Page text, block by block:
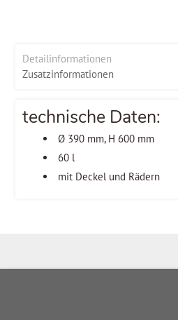
Detailinformationen
Zusatzinformationen
technische Daten:
Ø 390 mm, H 600 mm
60 l
mit Deckel und Rädern